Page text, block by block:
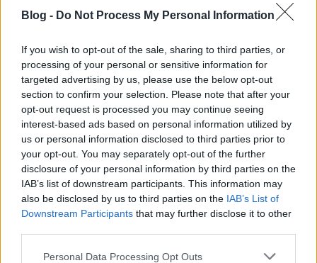
Blog - Do Not Process My Personal Information
If you wish to opt-out of the sale, sharing to third parties, or
processing of your personal or sensitive information for
targeted advertising by us, please use the below opt-out
section to confirm your selection. Please note that after your
opt-out request is processed you may continue seeing
interest-based ads based on personal information utilized by
us or personal information disclosed to third parties prior to
your opt-out. You may separately opt-out of the further
disclosure of your personal information by third parties on the
IAB’s list of downstream participants. This information may
also be disclosed by us to third parties on the IAB’s List of
Downstream Participants that may further disclose it to other
Please note that this website/app uses one or more Google
Personal Data Processing Opt Outs
Nemzetközi menetrend és jegyvásárlás
az Elvirában
Na, itt biztos nem járt az útikönyvszerző
Hatvanéves a gyermekvasút